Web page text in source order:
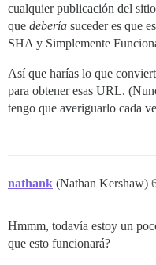
cualquier publicación del
que debería suceder es que
SHA y Simplemente
Así que harías lo que
para obtener esas URL.
tengo que averiguarlo cada
nathank (Nathan Kershaw)
Hmmm, todavía estoy un
que esto funcionará?